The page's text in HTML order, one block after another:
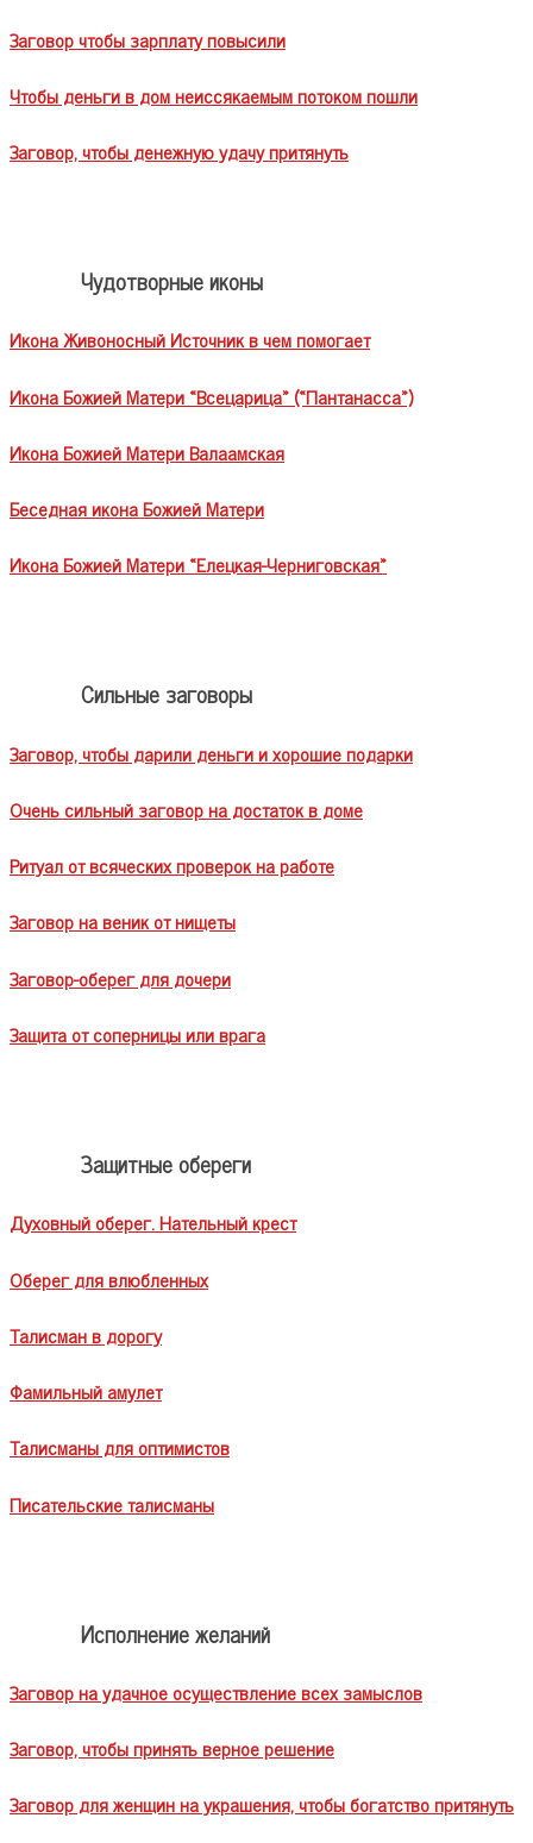
Заговор чтобы зарплату повысили
Чтобы деньги в дом неиссякаемым потоком пошли
Заговор, чтобы денежную удачу притянуть
Чудотворные иконы
Икона Живоносный Источник в чем помогает
Икона Божией Матери «Всецарица» («Пантанасса»)
Икона Божией Матери Валаамская
Беседная икона Божией Матери
Икона Божией Матери «Елецкая-Черниговская»
Сильные заговоры
Заговор, чтобы дарили деньги и хорошие подарки
Очень сильный заговор на достаток в доме
Ритуал от всяческих проверок на работе
Заговор на веник от нищеты
Заговор-оберег для дочери
Защита от соперницы или врага
Защитные обереги
Духовный оберег. Нательный крест
Оберег для влюбленных
Талисман в дорогу
Фамильный амулет
Талисманы для оптимистов
Писательские талисманы
Исполнение желаний
Заговор на удачное осуществление всех замыслов
Заговор, чтобы принять верное решение
Заговор для женщин на украшения, чтобы богатство притянуть